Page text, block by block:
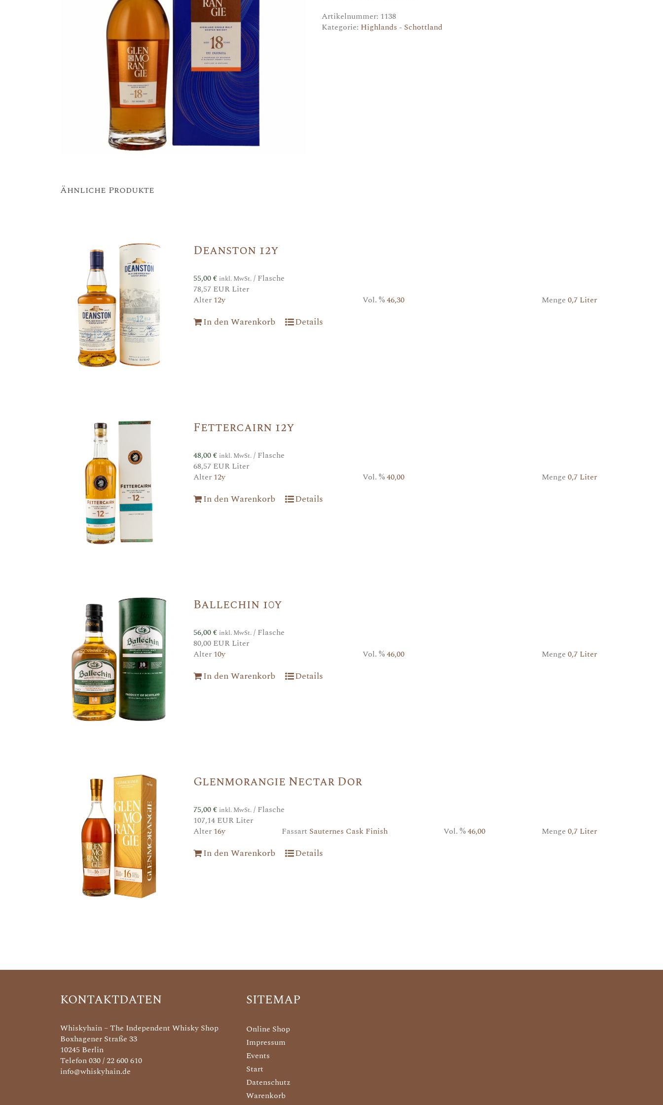
Artikelnummer: 1138
Kategorie: Highlands - Schottland
Ähnliche Produkte
Deanston 12y
55,00€ inkl. MwSt./ Flasche
78,57 EUR Liter
Alter 12y Vol. %46,30 Menge 0,7 Liter
In den Warenkorb Details
Fettercairn 12y
48,00€ inkl. MwSt./ Flasche
68,57 EUR Liter
Alter 12y Vol. %40,00 Menge 0,7 Liter
In den Warenkorb Details
Ballechin 10y
56,00€ inkl. MwSt./ Flasche
80,00 EUR Liter
Alter 10y Vol. %46,00 Menge 0,7 Liter
In den Warenkorb Details
Glenmorangie Nectar Dor
75,00€ inkl. MwSt./ Flasche
107,14 EUR Liter
Alter 16y Fassart Sauternes Cask Finish Vol. %46,00 Menge 0,7 Liter
In den Warenkorb Details
KONTAKTDATEN
Whiskyhain – The Independent Whisky Shop
Boxhagener Straße 33
10245 Berlin
Telefon 030 / 22 600 610
info@whiskyhain.de
SITEMAP
Online Shop
Impressum
Events
Start
Datenschutz
Warenkorb